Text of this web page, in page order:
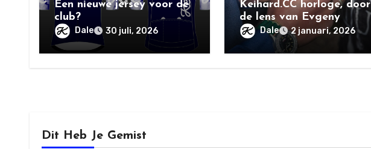
Een nieuwe jersey voor de
club?
Dale 30 juli, 2026
Keihard.CC horloge, door
de lens van Evgeny
Dale 2 januari, 2026
Dit Heb Je Gemist